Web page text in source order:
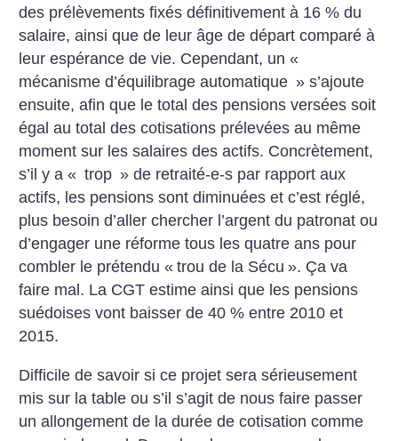
des prélèvements fixés définitivement à 16 % du
salaire, ainsi que de leur âge de départ comparé à
leur espérance de vie. Cependant, un «
mécanisme d’équilibrage automatique » s’ajoute
ensuite, afin que le total des pensions versées soit
égal au total des cotisations prélevées au même
moment sur les salaires des actifs. Concrètement,
s’il y a « trop » de retraité-e-s par rapport aux
actifs, les pensions sont diminuées et c’est réglé,
plus besoin d’aller chercher l’argent du patronat ou
d’engager une réforme tous les quatre ans pour
combler le prétendu « trou de la Sécu ». Ça va
faire mal. La CGT estime ainsi que les pensions
suédoises vont baisser de 40 % entre 2010 et
2015.
Difficile de savoir si ce projet sera sérieusement
mis sur la table ou s’il s’agit de nous faire passer
un allongement de la durée de cotisation comme